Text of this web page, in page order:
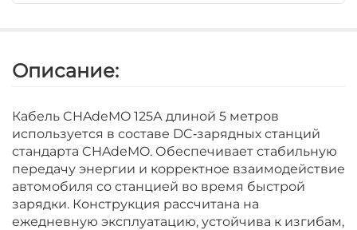
Описание:
Кабель CHAdeMO 125А длиной 5 метров
используется в составе DC‑зарядных станций
стандарта CHAdeMO. Обеспечивает стабильную
передачу энергии и корректное взаимодействие
автомобиля со станцией во время быстрой
зарядки. Конструкция рассчитана на
ежедневную эксплуатацию, устойчива к изгибам,